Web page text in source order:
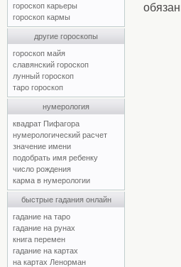
гороскоп карьеры
гороскоп кармы
другие гороскопы
гороскоп майя
славянский гороскоп
лунный гороскоп
таро гороскоп
нумерология
квадрат Пифагора
нумерологический расчет
значение имени
подобрать имя ребенку
число рождения
карма в нумерологии
быстрые гадания онлайн
гадание на таро
гадание на рунах
книга перемен
гадание на картах
на картах Ленорман